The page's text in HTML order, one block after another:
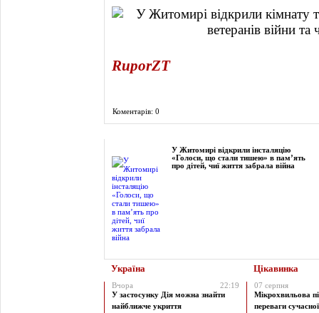
RuporZT
Коментарів: 0
У Житомирі відкрили інсталяцію
«Голоси, що стали тишею» в пам’ять
про дітей, чиї життя забрала війна
Україна Цікавинка
Вчора
22:19
У застосунку Дія можна знайти
найближче укриття
07 серпня
Мікрохвильова
переваги